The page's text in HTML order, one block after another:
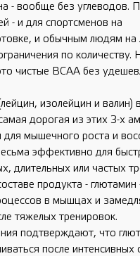
- вообще без углеводов.
- и для спортсменов на
и обычным людям
по количеству.
чистые ВСАА без
изолейцин и валин)
дорогая из этих 3-х
мышечного роста и
эффективно для
длительных или частых
продукта - глютамин
в мышцах и
тяжелых тренировок.
подтверждают, что
после интенсивных